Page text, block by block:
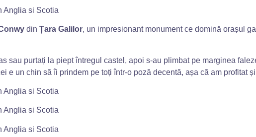
din Țara Galilor, un impresionant monument ce domină orașul
sau purtați la piept întregul castel, apoi s-au plimbat pe marginea
e un chin să îi prindem pe toți într-o poză decentă, așa că am profitat